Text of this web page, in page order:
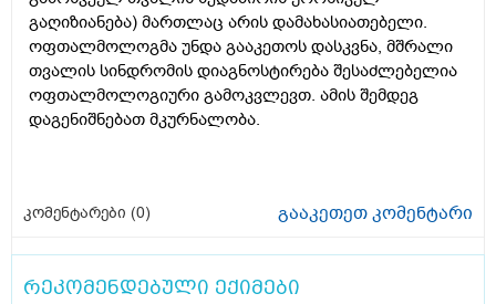
გაღიზიანება) მართლაც არის დამახასიათებელი.
ოფთალმოლოგმა უნდა გააკეთოს დასკვნა, მშრალი
თვალის სინდრომის დიაგნოსტირება შესაძლებელია
ოფთალმოლოგიური გამოკვლევთ. ამის შემდეგ
დაგენიშნებათ მკურნალობა.
კომენტარები (0) გააკეთეთ კომენტარი
რეკომენდებული ექიმები